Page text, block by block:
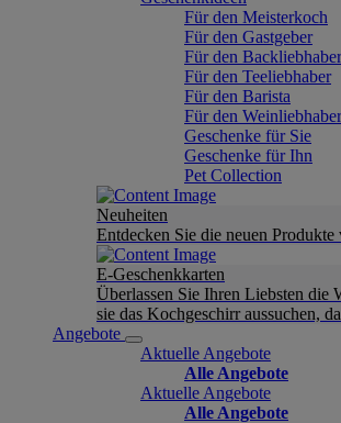
Für den Meisterkoch
Für den Gastgeber
Für den Backliebhaber
Für den Teeliebhaber
Für den Barista
Für den Weinliebhaber
Geschenke für Sie
Geschenke für Ihn
Pet Collection
Neuheiten
Entdecken Sie die neuen Produkte
E-Geschenkkarten
Überlassen Sie Ihren Liebsten die
sie das Kochgeschirr aussuchen,
Angebote
Aktuelle Angebote
Alle Angebote
Aktuelle Angebote
Alle Angebote